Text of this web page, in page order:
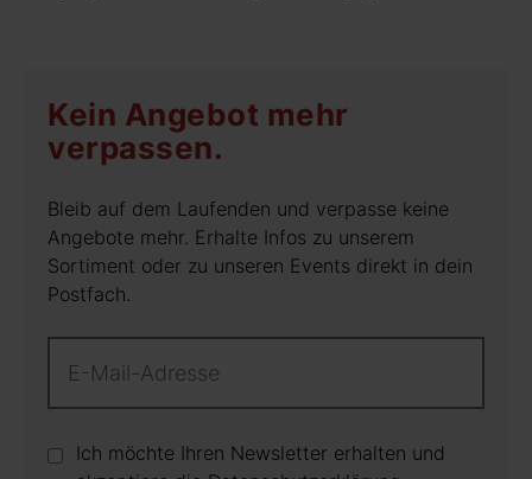
Kein Angebot mehr
verpassen.
Bleib auf dem Laufenden und verpasse keine
Angebote mehr. Erhalte Infos zu unserem
Sortiment oder zu unseren Events direkt in dein
Postfach.
Ich möchte Ihren Newsletter erhalten und